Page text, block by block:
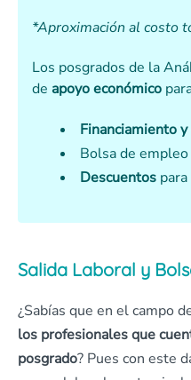
*Aproximación al costo
Los posgrados de la
de apoyo económico
Financiamiento
Bolsa de empleo
Descuentos
Salida Laboral y
¿Sabías que en el campo
los profesionales que
posgrado? Pues con este